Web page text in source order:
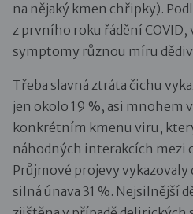
na nějaký kmen chřipky).
z prvního roku řádění COVID,
symptomy různou míru
Třeba slavná ztráta čichu
jen okolo 19 %, asi mnohem
konkrétním kmenu viru,
náhodných interakcích mezi
Průjmové projevy
silná únava 31 %. Nejsilnější